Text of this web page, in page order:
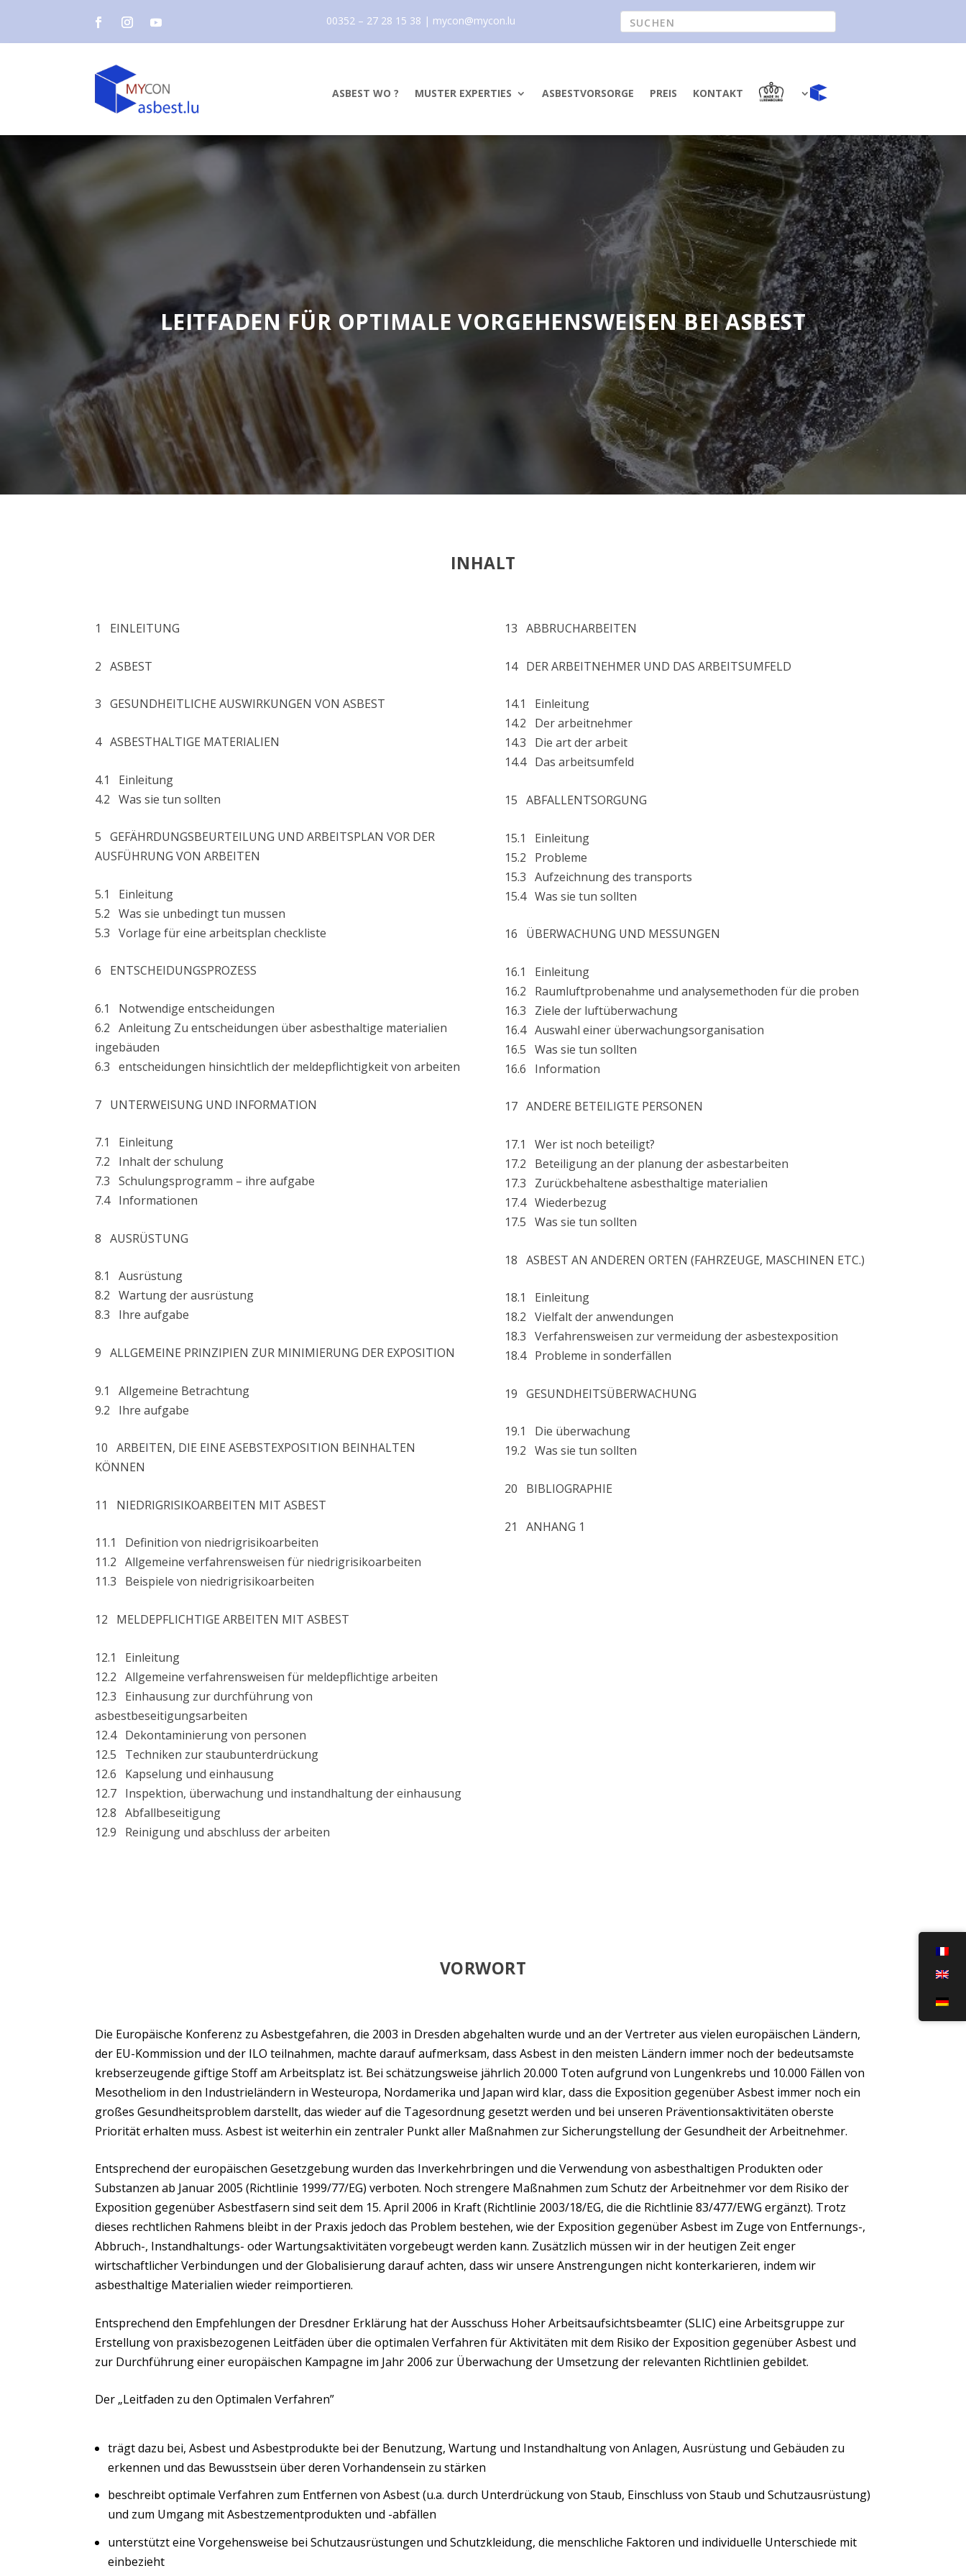
00352 – 27 28 15 38 | mycon@mycon.lu
ASBEST WO ? MUSTER EXPERTIES ASBESTVORSORGE PREIS KONTAKT
LEITFADEN FÜR OPTIMALE VORGEHENSWEISEN BEI ASBEST
INHALT
1 EINLEITUNG
2 ASBEST
3 GESUNDHEITLICHE AUSWIRKUNGEN VON ASBEST
4 ASBESTHALTIGE MATERIALIEN
4.1 Einleitung
4.2 Was sie tun sollten
5 GEFÄHRDUNGSBEURTEILUNG UND ARBEITSPLAN VOR DER
AUSFÜHRUNG VON ARBEITEN
5.1 Einleitung
5.2 Was sie unbedingt tun mussen
5.3 Vorlage für eine arbeitsplan checkliste
6 ENTSCHEIDUNGSPROZESS
6.1 Notwendige entscheidungen
6.2 Anleitung Zu entscheidungen über asbesthaltige materialien
ingebäuden
6.3 entscheidungen hinsichtlich der meldepflichtigkeit von arbeiten
7 UNTERWEISUNG UND INFORMATION
7.1 Einleitung
7.2 Inhalt der schulung
7.3 Schulungsprogramm – ihre aufgabe
7.4 Informationen
8 AUSRÜSTUNG
8.1 Ausrüstung
8.2 Wartung der ausrüstung
8.3 Ihre aufgabe
9 ALLGEMEINE PRINZIPIEN ZUR MINIMIERUNG DER EXPOSITION
9.1 Allgemeine Betrachtung
9.2 Ihre aufgabe
10 ARBEITEN, DIE EINE ASEBSTEXPOSITION BEINHALTEN
KÖNNEN
11 NIEDRIGRISIKOARBEITEN MIT ASBEST
11.1 Definition von niedrigrisikoarbeiten
11.2 Allgemeine verfahrensweisen für niedrigrisikoarbeiten
11.3 Beispiele von niedrigrisikoarbeiten
12 MELDEPFLICHTIGE ARBEITEN MIT ASBEST
12.1 Einleitung
12.2 Allgemeine verfahrensweisen für meldepflichtige arbeiten
12.3 Einhausung zur durchführung von
asbestbeseitigungsarbeiten
12.4 Dekontaminierung von personen
12.5 Techniken zur staubunterdrückung
12.6 Kapselung und einhausung
12.7 Inspektion, überwachung und instandhaltung der einhausung
12.8 Abfallbeseitigung
12.9 Reinigung und abschluss der arbeiten
13 ABBRUCHARBEITEN
14 DER ARBEITNEHMER UND DAS ARBEITSUMFELD
14.1 Einleitung
14.2 Der arbeitnehmer
14.3 Die art der arbeit
14.4 Das arbeitsumfeld
15 ABFALLENTSORGUNG
15.1 Einleitung
15.2 Probleme
15.3 Aufzeichnung des transports
15.4 Was sie tun sollten
16 ÜBERWACHUNG UND MESSUNGEN
16.1 Einleitung
16.2 Raumluftprobenahme und analysemethoden für die proben
16.3 Ziele der luftüberwachung
16.4 Auswahl einer überwachungsorganisation
16.5 Was sie tun sollten
16.6 Information
17 ANDERE BETEILIGTE PERSONEN
17.1 Wer ist noch beteiligt?
17.2 Beteiligung an der planung der asbestarbeiten
17.3 Zurückbehaltene asbesthaltige materialien
17.4 Wiederbezug
17.5 Was sie tun sollten
18 ASBEST AN ANDEREN ORTEN (FAHRZEUGE, MASCHINEN ETC.)
18.1 Einleitung
18.2 Vielfalt der anwendungen
18.3 Verfahrensweisen zur vermeidung der asbestexposition
18.4 Probleme in sonderfällen
19 GESUNDHEITSÜBERWACHUNG
19.1 Die überwachung
19.2 Was sie tun sollten
20 BIBLIOGRAPHIE
21 ANHANG 1
VORWORT
Die Europäische Konferenz zu Asbestgefahren, die 2003 in Dresden abgehalten wurde und an der Vertreter aus vielen europäischen Ländern,
der EU-Kommission und der ILO teilnahmen, machte darauf aufmerksam, dass Asbest in den meisten Ländern immer noch der bedeutsamste
krebserzeugende giftige Stoff am Arbeitsplatz ist. Bei schätzungsweise jährlich 20.000 Toten aufgrund von Lungenkrebs und 10.000 Fällen von
Mesotheliom in den Industrieländern in Westeuropa, Nordamerika und Japan wird klar, dass die Exposition gegenüber Asbest immer noch ein
großes Gesundheitsproblem darstellt, das wieder auf die Tagesordnung gesetzt werden und bei unseren Präventionsaktivitäten oberste
Priorität erhalten muss. Asbest ist weiterhin ein zentraler Punkt aller Maßnahmen zur Sicherungstellung der Gesundheit der Arbeitnehmer.
Entsprechend der europäischen Gesetzgebung wurden das Inverkehrbringen und die Verwendung von asbesthaltigen Produkten oder
Substanzen ab Januar 2005 (Richtlinie 1999/77/EG) verboten. Noch strengere Maßnahmen zum Schutz der Arbeitnehmer vor dem Risiko der
Exposition gegenüber Asbestfasern sind seit dem 15. April 2006 in Kraft (Richtlinie 2003/18/EG, die die Richtlinie 83/477/EWG ergänzt). Trotz
dieses rechtlichen Rahmens bleibt in der Praxis jedoch das Problem bestehen, wie der Exposition gegenüber Asbest im Zuge von Entfernungs-,
Abbruch-, Instandhaltungs- oder Wartungsaktivitäten vorgebeugt werden kann. Zusätzlich müssen wir in der heutigen Zeit enger
wirtschaftlicher Verbindungen und der Globalisierung darauf achten, dass wir unsere Anstrengungen nicht konterkarieren, indem wir
asbesthaltige Materialien wieder reimportieren.
Entsprechend den Empfehlungen der Dresdner Erklärung hat der Ausschuss Hoher Arbeitsaufsichtsbeamter (SLIC) eine Arbeitsgruppe zur
Erstellung von praxisbezogenen Leitfäden über die optimalen Verfahren für Aktivitäten mit dem Risiko der Exposition gegenüber Asbest und
zur Durchführung einer europäischen Kampagne im Jahr 2006 zur Überwachung der Umsetzung der relevanten Richtlinien gebildet.
Der „Leitfaden zu den Optimalen Verfahren”
trägt dazu bei, Asbest und Asbestprodukte bei der Benutzung, Wartung und Instandhaltung von Anlagen, Ausrüstung und Gebäuden zu
erkennen und das Bewusstsein über deren Vorhandensein zu stärken
beschreibt optimale Verfahren zum Entfernen von Asbest (u.a. durch Unterdrückung von Staub, Einschluss von Staub und Schutzausrüstung)
und zum Umgang mit Asbestzementprodukten und -abfällen
unterstützt eine Vorgehensweise bei Schutzausrüstungen und Schutzkleidung, die menschliche Faktoren und individuelle Unterschiede mit
einbezieht